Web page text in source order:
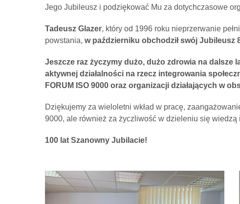
Jego Jubileusz i podziękować Mu za dotychczasowe
Tadeusz Glazer, który od 1996 roku nieprzerwanie
powstania, w październiku obchodził swój Jubileusz
Jeszcze raz życzymy dużo, dużo zdrowia na dalsze
aktywnej działalności na rzecz integrowania
FORUM ISO 9000 oraz organizacji działających w
Dziękujemy za wieloletni wkład w pracę,
9000, ale również za życzliwość w dzieleniu się
100 lat Szanowny Jubilacie!